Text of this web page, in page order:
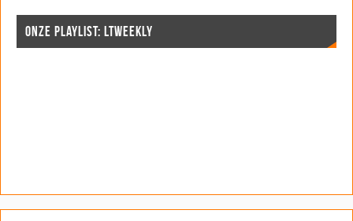
ONZE PLAYLIST: LTWEEKLY